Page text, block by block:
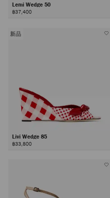
Lemi Wedge 50
฿37,400
新品
Livi Wedge 85
฿33,800